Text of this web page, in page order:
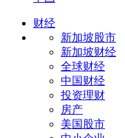
财经
新加坡股市
新加坡财经
全球财经
中国财经
投资理财
房产
美国股市